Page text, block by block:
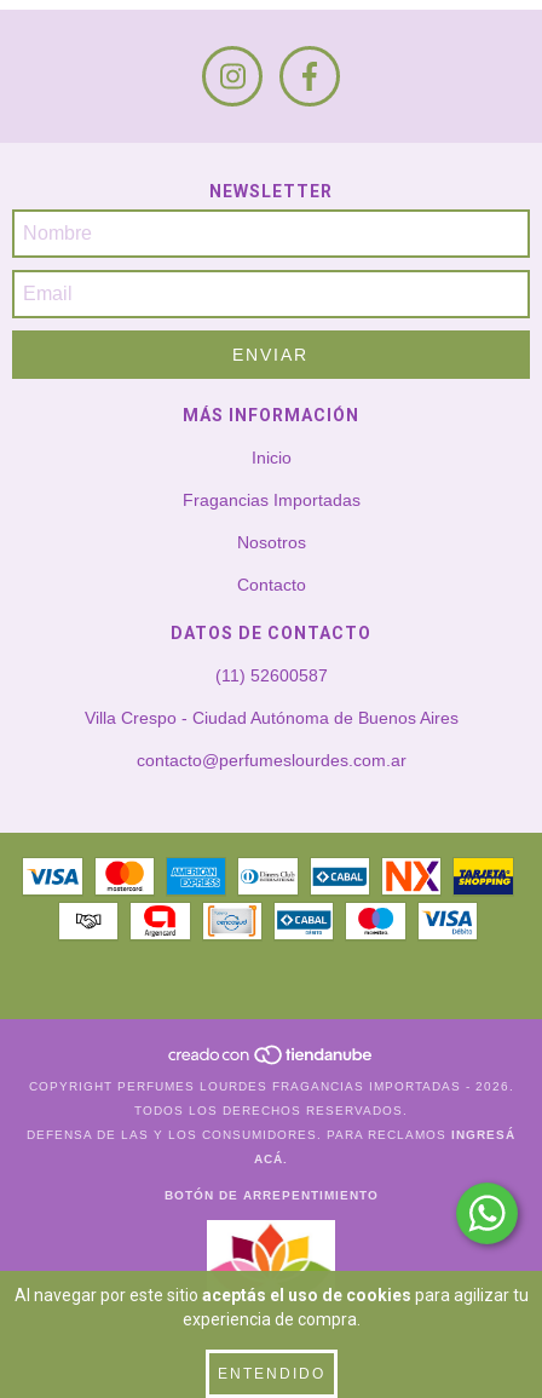
Al navegar por este sitio aceptás el uso de cookies para agilizar tu
experiencia de compra.
ENTENDIDO
NEWSLETTER
MÁS INFORMACIÓN
Inicio
Fragancias Importadas
Nosotros
Contacto
DATOS DE CONTACTO
(11) 52600587
Villa Crespo - Ciudad Autónoma de Buenos Aires
contacto@perfumeslourdes.com.ar
COPYRIGHT PERFUMES LOURDES FRAGANCIAS IMPORTADAS - 2026.
TODOS LOS DERECHOS RESERVADOS.
DEFENSA DE LAS Y LOS CONSUMIDORES. PARA RECLAMOS INGRESÁ
ACÁ.
BOTÓN DE ARREPENTIMIENTO